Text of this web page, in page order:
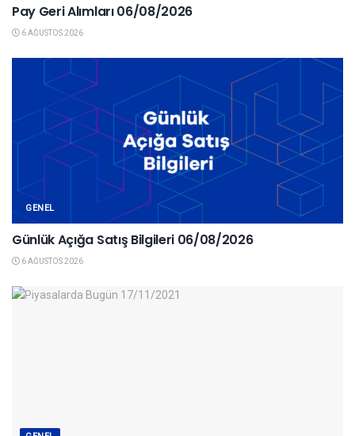
Pay Geri Alımları 06/08/2026
6 AĞUSTOS 2026
GENEL
Günlük Açığa Satış Bilgileri 06/08/2026
6 AĞUSTOS 2026